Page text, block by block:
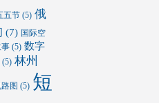
五节(5) 俄
(7) 国际空
(5) 数字
(5) 林州
图 (5) 短